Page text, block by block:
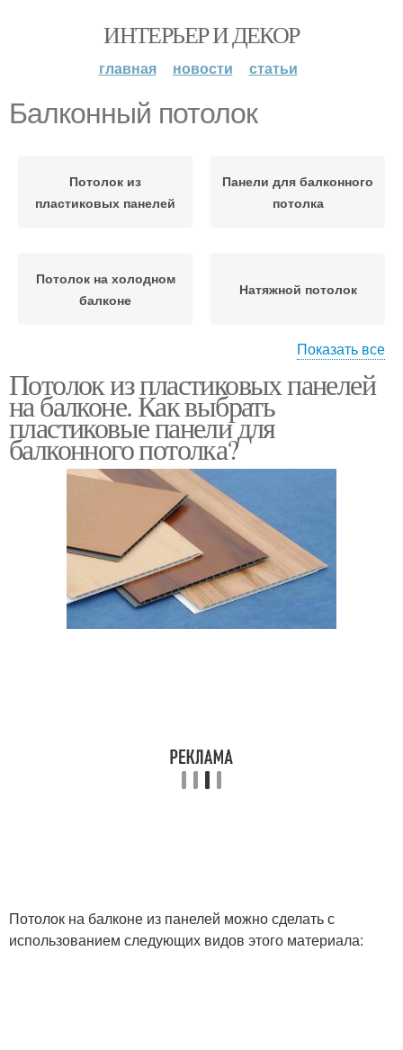
ИНТЕРЬЕР И ДЕКОР
главная новости статьи
Балконный потолок
Потолок из
пластиковых панелей
Панели для балконного
потолка
Потолок на холодном
балконе
Натяжной потолок
Потолок на балконе Балконный вариант
Показать все
Потолок из пластиковых панелей
на балконе. Как выбрать
пластиковые панели для
балконного потолка?
Потолок на балконе из панелей можно сделать с
использованием следующих видов этого материала: